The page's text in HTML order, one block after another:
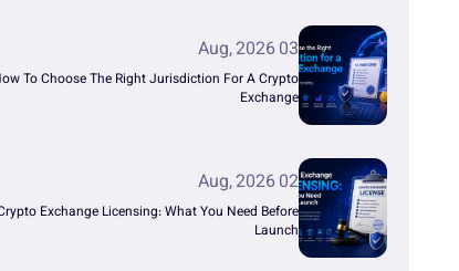
03 Aug, 2026
To Choose The Right Jurisdiction For A Crypto
Exchange
02 Aug, 2026
Exchange Licensing: What You Need Before
Launch